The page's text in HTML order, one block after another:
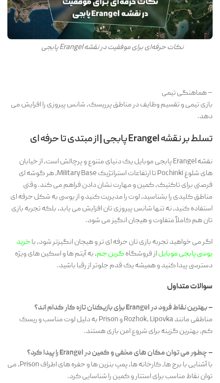
نکات حرفه‌ای برای موفقیت در نقشه Erangel پابجی
– هماهنگی تیمی
بازی تیمی و تقسیم وظایف در مناطق پرریسک، شانس پیروزی را افزایش می
دهد.
تسلط بر نقشه Erangel پابجی | از مبتدی تا حرفه ای
نقشه Erangel پابجی موبایل یک دنیای متنوع و پرچالش است، از خیابان
های شلوغ Pochinki تا ارتفاعات استراتژیک Military Base، هر گوشه ای
فرصتی برای تاکتیک، کمین و مهارت نشان دادن فراهم می کند. وقتی
مناطق کلیدی را بشناسید، لوت را مدیریت کنید و از یوسی به شکل حرفه ای
استفاده کنید، نه تنها شانس پیروزی تان افزایش می یابد، بلکه تجربه بازی
تان هم کاملاً متفاوت و هیجان انگیز می شود.
اگر می خواهید تجربه بازی تان حرفه ای تر و هیجان انگیزتر شود، باخرید
یوسی پابجی موبایلاز فروشگاهگرین جم، به آیتم ها و اسکین های ویژه
دسترسی پیدا کنید و همیشه یک قدم جلوتر از رقبا باشید.
سوالات متداول
– بهترین نقاط فرود در Erangel برای بازیکنان تازه کار کدام اند؟
مناطقی مانند Rozhok، Lipovka و Prison به دلیل لوت مناسب و ریسک
کم، بهترین گزینه برای شروع امن بازی هستند.
– چطور می توان مکان های مخفی و کمین در Erangel را پیدا کرد؟
با آشنایی با برج ها، کارخانه ها، پمپ بنزین ها و حفره های اطراف Prison، می
توان نقاط مناسب برای استتار و کمین را شناسایی کرد.